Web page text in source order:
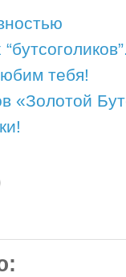
тебя!
«Золотой